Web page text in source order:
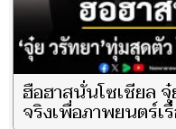
ฮือฮาสนั่นโซเชียล
จริงเพื่อภาพยนตร์เ